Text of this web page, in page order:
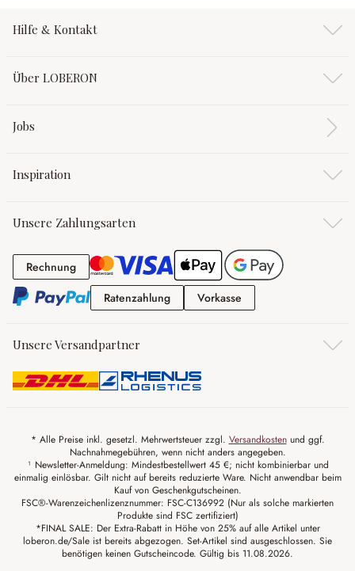
Hilfe & Kontakt
Über LOBERON
Jobs
Inspiration
Unsere Zahlungsarten
RechnungRechnung
RatenzahlungRatenzahlung
Vorkasse
Unsere Versandpartner
* Alle Preise inkl. gesetzl. Mehrwertsteuer zzgl. Versandkostenund ggf.
Nachnahmegebühren, wenn nicht anders angegeben.
¹ Newsletter-Anmeldung: Mindestbestellwert 45 €; nicht kombinierbar und
einmalig einlösbar. Gilt nicht auf bereits reduzierte Ware. Nicht anwendbar beim
Kauf von Geschenkgutscheinen.
FSC®-Warenzeichenlizenznummer: FSC-C136992 (Nur als solche markierten
Produkte sind FSC zertifiziert)
*FINAL SALE: Der Extra-Rabatt in Höhe von 25% auf alle Artikel unter
loberon.de/Sale ist bereits abgezogen. Set-Artikel sind ausgeschlossen. Sie
benötigen keinen Gutscheincode. Gültig bis 11.08.2026.